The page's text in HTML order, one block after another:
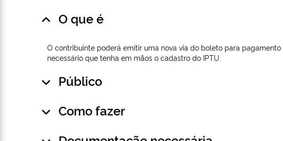
O que é
O contribuinte poderá emitir uma nova via do boleto para
necessário que tenha em mãos o cadastro do IPTU.
Público
Como fazer